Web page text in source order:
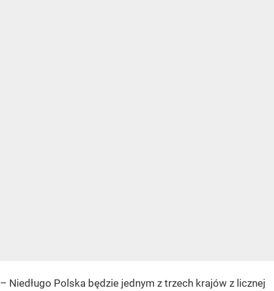
– Niedługo Polska będzie jednym z trzech krajów z licznej